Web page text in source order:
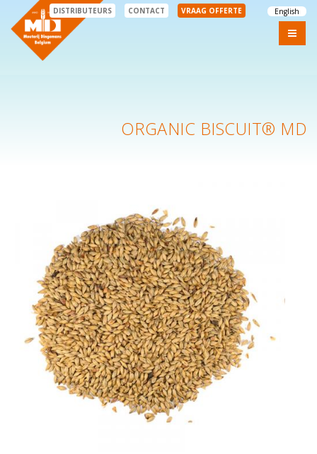
English
DISTRIBUTEURS CONTACT VRAAG OFFERTE
ORGANIC BISCUIT® MD